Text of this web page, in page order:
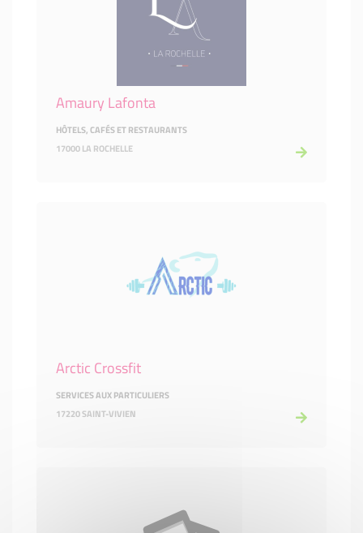
Amaury Lafonta
HÔTELS, CAFÉS ET RESTAURANTS
17000 LA ROCHELLE
Arctic Crossfit
SERVICES AUX PARTICULIERS
17220 SAINT-VIVIEN